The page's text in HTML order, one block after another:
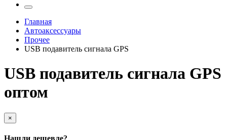
Главная
Автоаксессуары
Прочее
USB подавитель сигнала GPS
USB подавитель сигнала GPS
оптом
×